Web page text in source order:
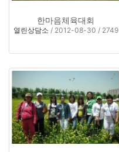
한마음체육대회
열린상담소 / 2012-08-30 / 2749